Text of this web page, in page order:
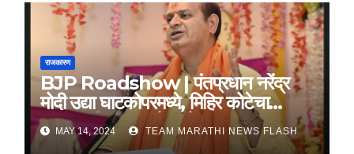
राजकारण
BJP Roadshow | पंतप्रधान नरेंद्र
मोदी उद्या घाटकोपरमध्ये, मिहिर कोटेचा
यांच्यासाठी करणार रोड शो
MAY 14, 2024 TEAM MARATHI NEWS FLASH